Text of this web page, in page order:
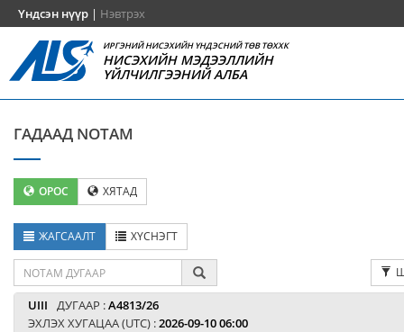
Үндсэн нүүр | Нэвтрэх
ИРГЭНИЙ НИСЭХИЙН ҮНДЭСНИЙ ТӨВ ТӨХХК
НИСЭХИЙН МЭДЭЭЛЛИЙН
ҮЙЛЧИЛГЭЭНИЙ АЛБА
ГАДААД NOTAM
ОРОС ХЯТАД
ЖАГСААЛТ ХҮСНЭГТ
UIII ДУГААР :A4813/26
ЭХЛЭХ ХУГАЦАА (UTC) :2026-09-10 06:00